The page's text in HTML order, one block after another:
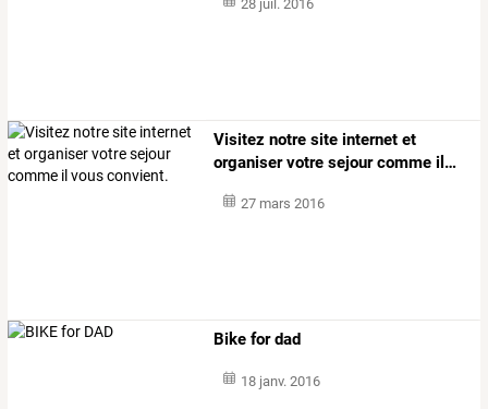
28 juil. 2016
Visitez notre site internet et
organiservotre sejourcomme il …
27 mars 2016
Bike for dad
18 janv. 2016